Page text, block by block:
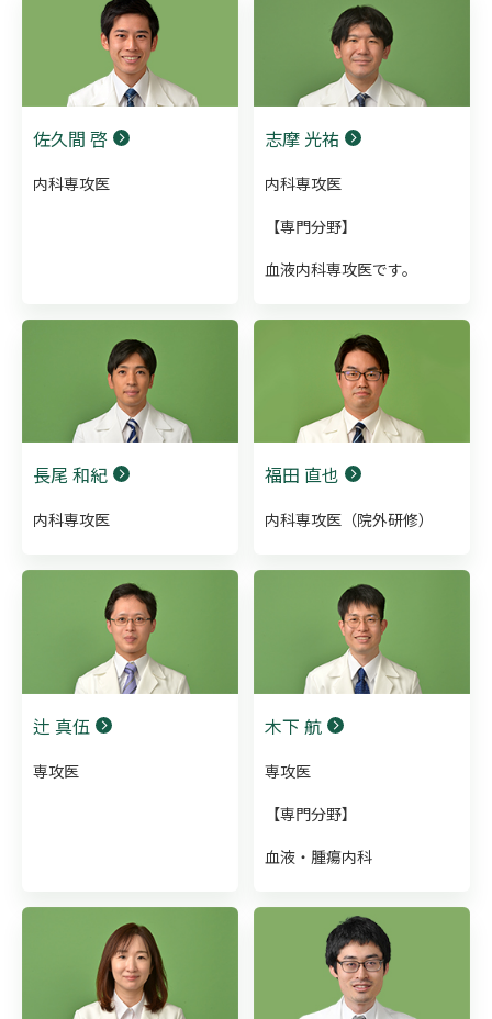
佐久間 啓
内科専攻医
志摩 光祐
内科専攻医
【専門分野】
血液内科専攻医です。
長尾 和紀
内科専攻医
福田 直也
内科専攻医（院外研修）
辻 真伍
専攻医
木下 航
専攻医
【専門分野】
血液・腫瘍内科